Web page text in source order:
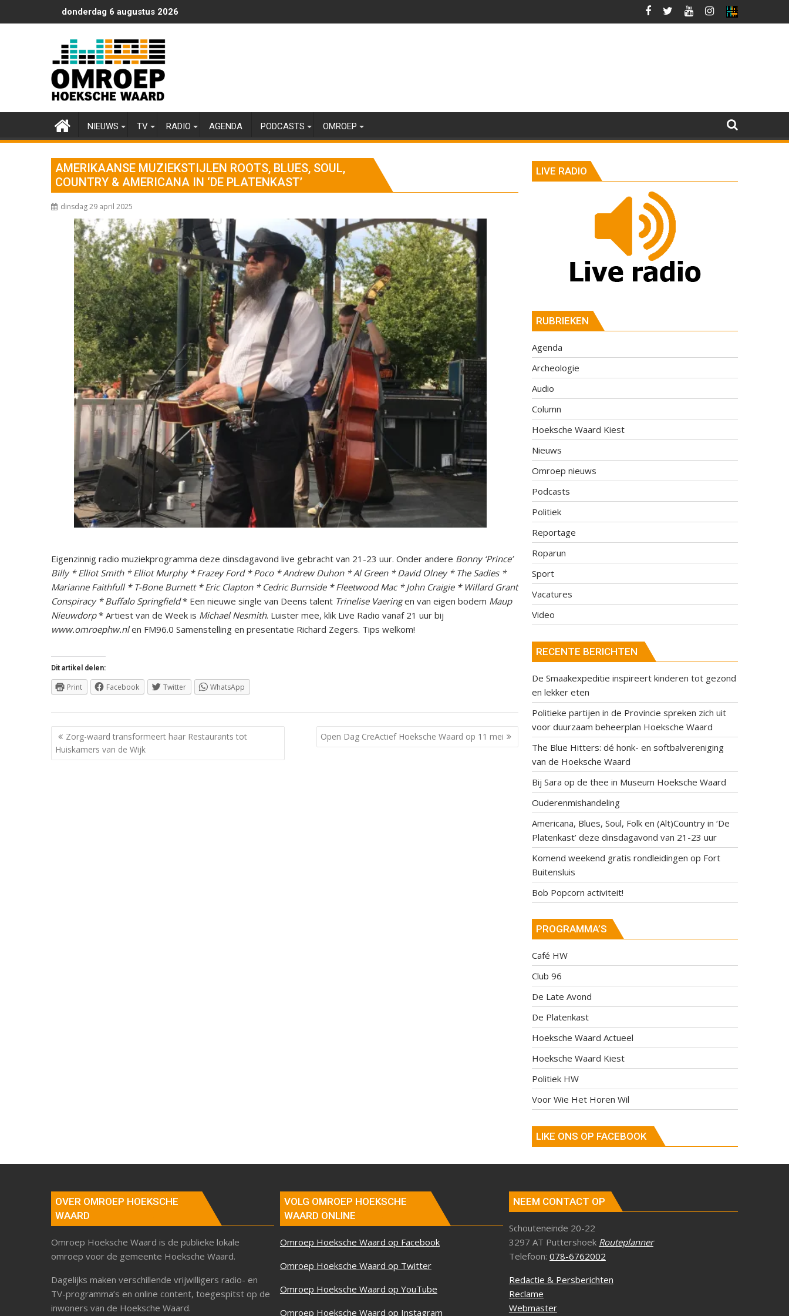
naar
donderdag 6 augustus 2026
NIEUWS TV RADIO AGENDA PODCASTS OMROEP
AMERIKAANSE MUZIEKSTIJLEN ROOTS, BLUES, SOUL,
COUNTRY & AMERICANA IN ‘DE PLATENKAST’
dinsdag 29 april 2025
Eigenzinnig radio muziekprogramma deze dinsdagavond live gebracht van 21-23 uur. Onder andere Bonny ‘Prince’
Billy * Elliot Smith * Elliot Murphy * Frazey Ford * Poco * Andrew Duhon * Al Green * David Olney * The Sadies *
Marianne Faithfull * T-Bone Burnett * Eric Clapton * Cedric Burnside * Fleetwood Mac * John Craigie * Willard Grant
Conspiracy * Buffalo Springfield* Een nieuwe single van Deens talent Trinelise Vaeringen van eigen bodem Maup
Nieuwdorp* Artiest van de Week is Michael Nesmith. Luister mee, klik Live Radio vanaf 21 uur bij
www.omroephw.nlen FM96.0 Samenstelling en presentatie Richard Zegers. Tips welkom!
Dit artikel delen:
Print Facebook Twitter WhatsApp
Berichtnavigatie
Zorg-waard transformeert haar Restaurants tot
Huiskamers van de Wijk
Open Dag CreActief Hoeksche Waard op 11 mei
LIVE RADIO
RUBRIEKEN
Agenda
Archeologie
Audio
Column
Hoeksche Waard Kiest
Nieuws
Omroep nieuws
Podcasts
Politiek
Reportage
Roparun
Sport
Vacatures
Video
RECENTE BERICHTEN
De Smaakexpeditie inspireert kinderen tot gezond
en lekker eten
Politieke partijen in de Provincie spreken zich uit
voor duurzaam beheerplan Hoeksche Waard
The Blue Hitters: dé honk- en softbalvereniging
van de Hoeksche Waard
Bij Sara op de thee in Museum Hoeksche Waard
Ouderenmishandeling
Americana, Blues, Soul, Folk en (Alt)Country in ‘De
Platenkast’ deze dinsdagavond van 21-23 uur
Komend weekend gratis rondleidingen op Fort
Buitensluis
Bob Popcorn activiteit!
PROGRAMMA’S
Café HW
Club 96
De Late Avond
De Platenkast
Hoeksche Waard Actueel
Hoeksche Waard Kiest
Politiek HW
Voor Wie Het Horen Wil
LIKE ONS OP FACEBOOK
OVER OMROEP HOEKSCHE
WAARD
Omroep Hoeksche Waard is de publieke lokale
omroep voor de gemeente Hoeksche Waard.
Dagelijks maken verschillende vrijwilligers radio- en
TV-programma’s en online content, toegespitst op de
inwoners van de Hoeksche Waard.
VOLG OMROEP HOEKSCHE
WAARD ONLINE
Omroep Hoeksche Waard op Facebook
Omroep Hoeksche Waard op Twitter
Omroep Hoeksche Waard op YouTube
Omroep Hoeksche Waard op Instagram
NEEM CONTACT OP
Schouteneinde 20-22
3297 AT Puttershoek Routeplanner
Telefoon: 078-6762002
Redactie & Persberichten
Reclame
Webmaster